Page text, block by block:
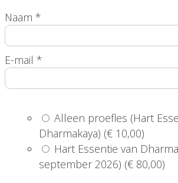
Naam *
E-mail *
Alleen proefles (Hart
Dharmakaya) (€ 10,00)
Hart Essentie van
september 2026) (€ 80,00)